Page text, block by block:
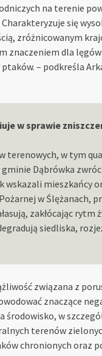
na terenie
się
zróżnicowanym
znaczeniem dla
– podkreśla
w sprawie
terenowych, w tym
Dąbrówka
wskazali mieszkańcy
w Ślężanach,
zakłócając rytm
siedliska,
związana z
znaczące
środowisko, w
terenów
chronionych oraz